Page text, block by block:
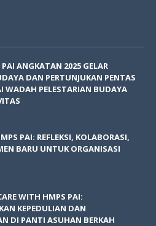
ANGKATAN 2025 GELAR
DAN PERTUNJUKAN PENTAS
WADAH PELESTARIAN BUDAYA
PAI: REFLEKSI, KOLABORASI,
BARU UNTUK ORGANISASI
WITH HMPS PAI:
KEPEDULIAN DAN
DI PANTI ASUHAN BERKAH